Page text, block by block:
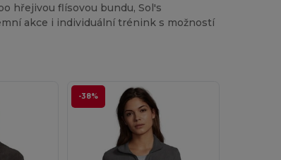
hřejivou flísovou bundu, Sol's
akce i individuální trénink s možností
-38%